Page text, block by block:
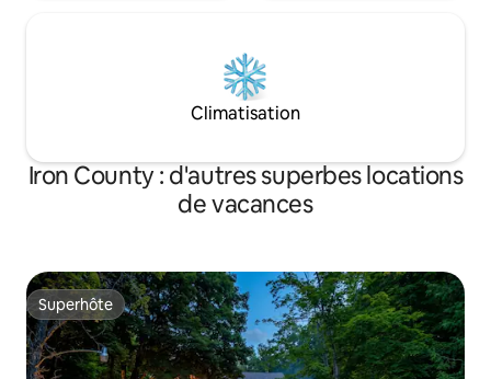
Climatisation
Iron County : d'autres superbes locations
de vacances
Superhôte
Superhôte